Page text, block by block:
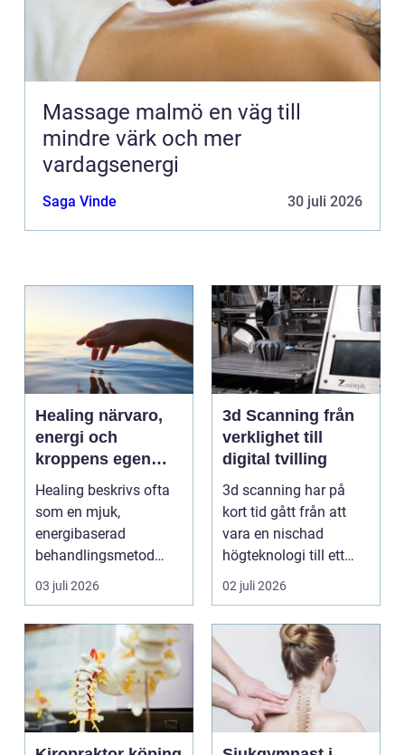
Massage malmö en väg till
mindre värk och mer
vardagsenergi
Saga Vinde 30 juli 2026
Healing närvaro,
energi och
kroppens egen
förmåga att läka
Healing beskrivs ofta
som en mjuk,
energibaserad
behandlingsmetod
som stödjer kroppens
egen läknings...
03 juli 2026
3d Scanning från
verklighet till
digital tvilling
3d scanning har på
kort tid gått från att
vara en nischad
högteknologi till ett
praktiskt verktyg fö...
02 juli 2026